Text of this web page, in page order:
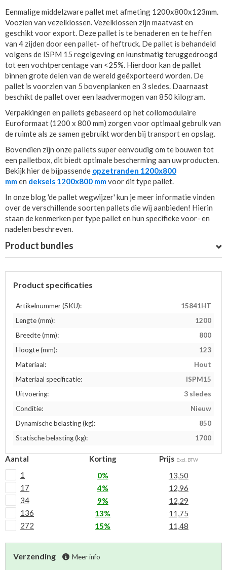
Eenmalige middelzware pallet met afmeting 1200x800x123mm.
Voozien van vezelklossen. Vezelklossen zijn maatvast en
geschikt voor export. Deze pallet is te benaderen en te heffen
van 4 zijden door een pallet- of heftruck. De pallet is behandeld
volgens de ISPM 15 regelgeving en kunstmatig teruggedroogd
tot een vochtpercentage van <25%. Hierdoor kan de pallet
binnen grote delen van de wereld geëxporteerd worden. De
pallet is voorzien van 5 bovenplanken en 3 sledes. Daarnaast
beschikt de pallet over een laadvermogen van 850 kilogram.
Verpakkingen en pallets gebaseerd op het collomodulaire
Euroformaat (1200 x 800 mm) zorgen voor optimaal gebruik van
de ruimte als ze samen gebruikt worden bij transport en opslag.
Bovendien zijn onze pallets super eenvoudig om te bouwen tot
een palletbox, dit biedt optimale bescherming aan uw producten.
Bekijk hier de bijpassende opzetranden 1200x800
mmen deksels 1200x800 mmvoor dit type pallet.
In onze blog 'de pallet wegwijzer' kun je meer informatie vinden
over de verschillende soorten pallets die wij aanbieden! Hierin
staan de kenmerken per type pallet en hun specifieke voor- en
nadelen beschreven.
Product bundles
Product specificaties
Artikelnummer (SKU):
15841HT
Lengte (mm):
1200
Breedte (mm):
800
Hoogte (mm):
123
Materiaal:
Hout
Materiaal specificatie:
ISPM15
Uitvoering:
3 sledes
Conditie:
Nieuw
Dynamische belasting (kg):
850
Statische belasting (kg):
1700
Aantal Korting Prijs Excl. BTW
1 0%
13,50
17
4%
12,96
34
9%
12,29
136
13%
11,75
272
15% 11,48
Verzending Meer info